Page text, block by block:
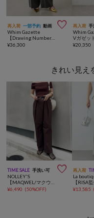
再入荷 一部予約 動画 
Whim Gazette
¥36,300
再入荷 手
Whim
¥20,350
きれい見え
TIME SALE 手洗い可 
NOLLEY'S
¥6,490 (50%OFF)
再入荷
La
¥13,585 (